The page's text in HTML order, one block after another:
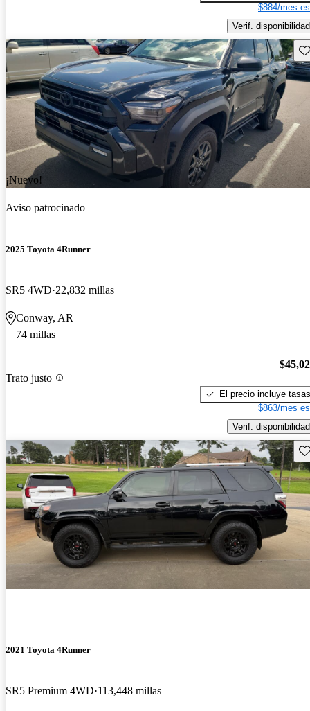
$884/mes
Verif. disponibilidad
¡Nuevo!
Aviso patrocinado
2025 Toyota 4Runner
SR5 4WD 22,832 millas
Conway, AR
74 millas
Trato justo
El precio incluye tasas
$863/mes
Verif. disponibilidad
2021 Toyota 4Runner
SR5 Premium 4WD 113,448 millas